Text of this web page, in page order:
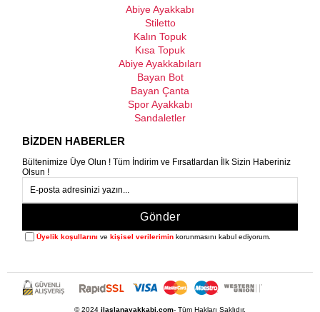
Abiye Ayakkabı
Stiletto
Kalın Topuk
Kısa Topuk
Abiye Ayakkabıları
Bayan Bot
Bayan Çanta
Spor Ayakkabı
Sandaletler
BİZDEN HABERLER
Bültenimize Üye Olun ! Tüm İndirim ve Fırsatlardan İlk Sizin Haberiniz
Olsun !
Gönder
Üyelik koşullarını vekişisel verilerimin korunmasını kabul ediyorum.
© 2024 ilaslanayakkabi.com- Tüm Hakları Saklıdır.